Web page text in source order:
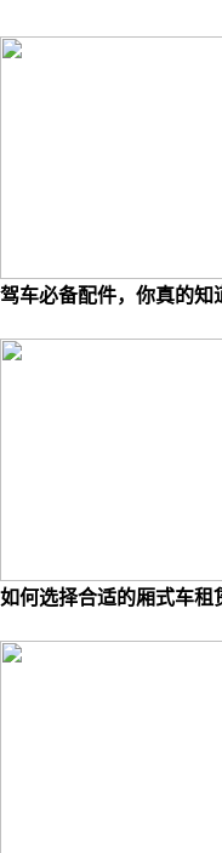
驾车必备配件，你真的知
如何选择合适的厢式车租